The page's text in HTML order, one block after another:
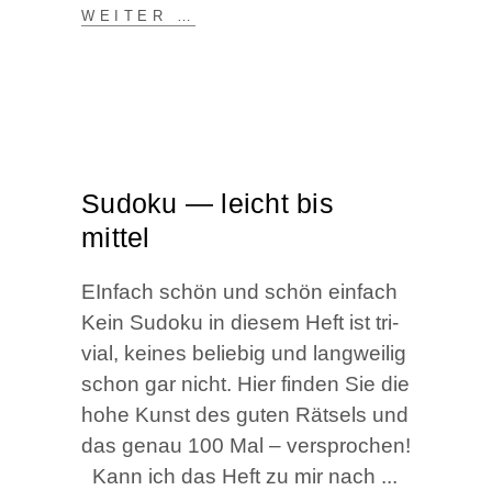
WEI­TER …
Sudo­ku — leicht bis
mittel
EIn­fach schön und schön ein­fach
Kein Sudo­ku in die­sem Heft ist tri­
vi­al, kei­nes belie­big und lang­wei­lig
schon gar nicht. Hier fin­den Sie die
hohe Kunst des guten Rät­sels und
das genau 100 Mal – ver­spro­chen!
Kann ich das Heft zu mir nach